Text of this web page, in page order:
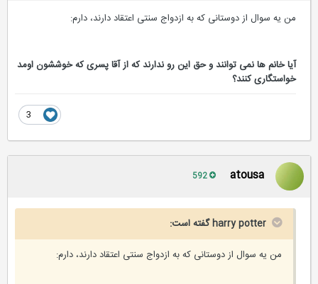
من یه سوال از دوستانی که به ازدواج سنتی اعتقاد دارند، دارم:
آیا خانم ها نمی توانند و حق این رو ندارند که از آقا پسری که خوششون اومد
خواستگاری کنند؟
atousa
harry potter گفته است:
من یه سوال از دوستانی که به ازدواج سنتی اعتقاد دارند، دارم: